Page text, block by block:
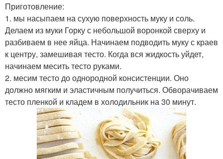
Приготовление:
1. мы насыпаем на сухую поверхность муку и соль.
Делаем из муки Горку с небольшой воронкой сверху и
разбиваем в нее яйца. Начинаем подводить муку с краев
к центру, замешивая тесто. Когда вся жидкость уйдет,
начинаем месить тесто руками.
2. месим тесто до однородной консистенции. Оно
должно мягким и эластичным получиться. Обворачиваем
тесто пленкой и кладем в холодильник на 30 минут.